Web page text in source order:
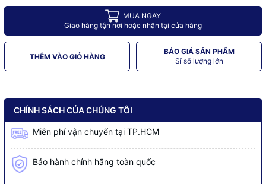
MUA NGAY
Giao hàng tận nơi hoặc nhận tại cửa hàng
THÊM VÀO GIỎ HÀNG
BÁO GIÁ SẢN PHẨM
Sỉ số lượng lớn
CHÍNH SÁCH CỦA CHÚNG TÔI
Miễn phí vận chuyển tại TP.HCM
Bảo hành chính hãng toàn quốc